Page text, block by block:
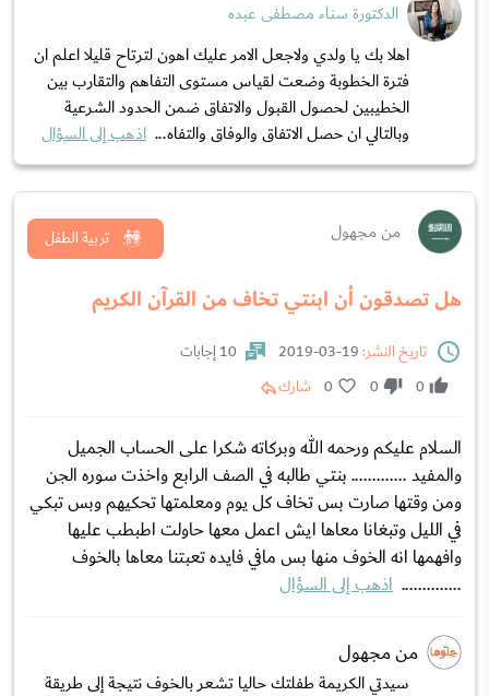
الدكتورة سناء مصطفى عبده
اهلا بك يا ولدي ولاجعل الامر عليك اهون لترتاح قليلا اعلم ان
فترة الخطوبة وضعت لقياس مستوى التفاهم والتقارب بين
الخطيبين لحصول القبول والاتفاق ضمن الحدود الشرعية
وبالتالي ان حصل الاتفاق والوفاق والتفاه... اذهب إلى السؤال
من مجهول
هل تصدقون أن ابنتي تخاف من القرآن الكريم
تربية الطفل
تاريخ النشر:
10 إجابات
0
0
0 شارك
السلام عليكم ورحمه الله وبركاته شكرا على الحساب الجميل
والمفيد ............. بنتي طالبه في الصف الرابع واخذت سوره الجن
ومن وقتها صارت بس تخاف كل يوم ومعلمتها تحكيهم وبس تبكي
في الليل وتبغانا معاها ايش اعمل معها حاولت اطبطب عليها
وافهمها انه الخوف منها بس مافي فايده تعبتنا معاها بالخوف
.............. اذهب إلى السؤال
من مجهول
سيدتي الكريمة طفلتك حاليا تشعر بالخوف نتيجة إلى طريقة